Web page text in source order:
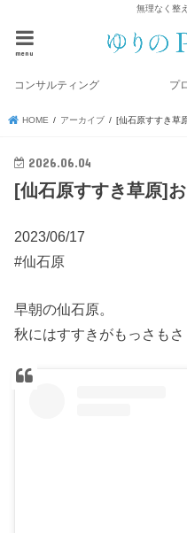
無理なく整
menu
コンサルティング プ
HOME アーカイブ [仙石原すすき草
2026.06.04
[仙石原すすき草原]
2023/06/17
#仙石原
早朝の仙石原。
秋にはすすきがもっさもさ